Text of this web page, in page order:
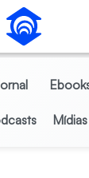
Mídias